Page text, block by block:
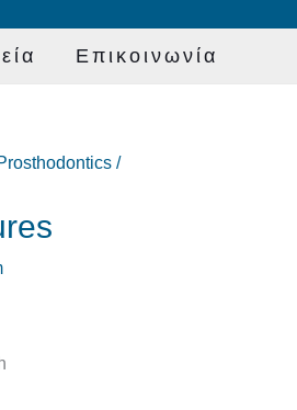
Επικοινωνία
/